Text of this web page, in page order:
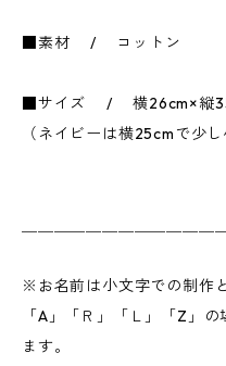
■素材 / コットン
■サイズ / 横26cm×縦
（ネイビーは横25cmで少
※お名前は小文字での制作
「A」「Ｒ」「Ｌ」「Z」
ます。